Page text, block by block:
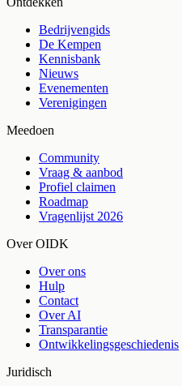
Bedrijvengids
De Kempen
Kennisbank
Nieuws
Evenementen
Verenigingen
Meedoen
Community
Vraag & aanbod
Profiel claimen
Roadmap
Vragenlijst 2026
Over OIDK
Over ons
Hulp
Contact
Over AI
Transparantie
Ontwikkelingsgeschiedenis
Juridisch